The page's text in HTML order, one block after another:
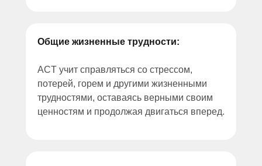
Общие жизненные трудности:
ACT учит справляться со стрессом,
потерей, горем и другими жизненными
трудностями, оставаясь верными своим
ценностям и продолжая двигаться вперед.